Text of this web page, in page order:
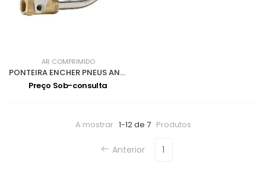
AR COMPRIMIDO
PONTEIRA ENCHER PNEUS ANI - 25WS
Preço Sob-consulta
A mostrar 1-12 de 7 Produtos
Anterior 1